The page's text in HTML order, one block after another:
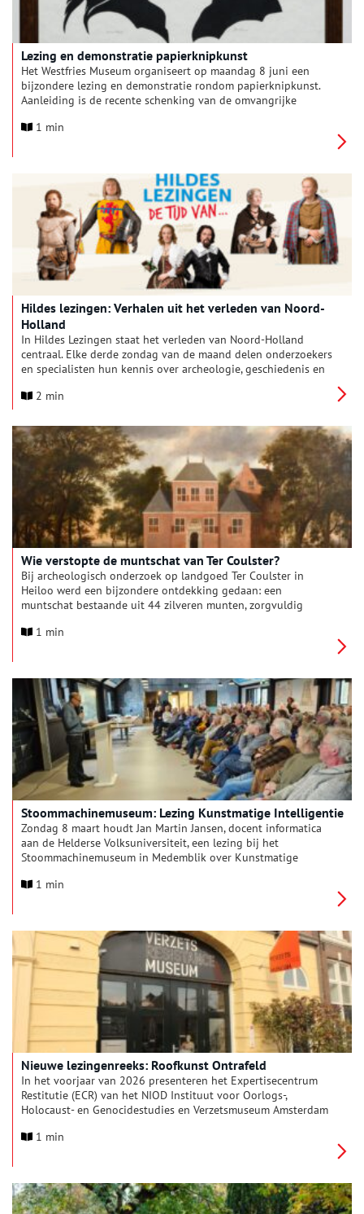
Lezing en demonstratie papierknipkunst
Het Westfries Museum organiseert op maandag 8 juni een
bijzondere lezing en demonstratie rondom papierknipkunst.
Aanleiding is de recente schenking van de omvangrijke
Met deze aanwinst verrijkt het museum zijn collectie met een
1 min
Hildes lezingen: Verhalen uit het verleden van Noord-
Holland
In Hildes Lezingen staat het verleden van Noord-Holland
centraal. Elke derde zondag van de maand delen onderzoekers
en specialisten hun kennis over archeologie, geschiedenis en
kastelen: iedere lezing biedt een nieuw verhaal en een frisse
2 min
Wie verstopte de muntschat van Ter Coulster?
Bij archeologisch onderzoek op landgoed Ter Coulster in
Heiloo werd een bijzondere ontdekking gedaan: een
muntschat bestaande uit 44 zilveren munten, zorgvuldig
Op zondag 15 maart vindt in Archeologiemuseum Huis van
1 min
Stoommachinemuseum: Lezing Kunstmatige Intelligentie
Zondag 8 maart houdt Jan Martin Jansen, docent informatica
aan de Helderse Volksuniversiteit, een lezing bij het
Stoommachinemuseum in Medemblik over Kunstmatige
1 min
Nieuwe lezingenreeks: Roofkunst Ontrafeld
In het voorjaar van 2026 presenteren het Expertisecentrum
Restitutie (ECR) van het NIOD Instituut voor Oorlogs-,
Holocaust- en Genocidestudies en Verzetsmuseum Amsterdam
bijeenkomsten in Verzetsmuseum Amsterdam delen
leiding van moderator Yuki Kho gaan de sprekers in gesprek
met het publiek.
1 min